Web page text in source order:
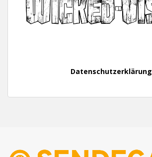
Datenschutzerklärung